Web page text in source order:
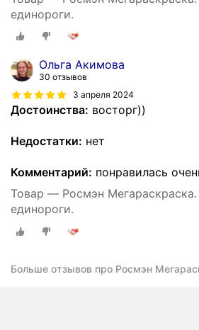
единороги.
Ольга Акимова
30 отзывов
3 апреля 2024
Достоинства: восторг))
Недостатки: нет
Комментарий: понравилась
Товар — Росмэн
единороги.
Больше отзывов про Росмэн